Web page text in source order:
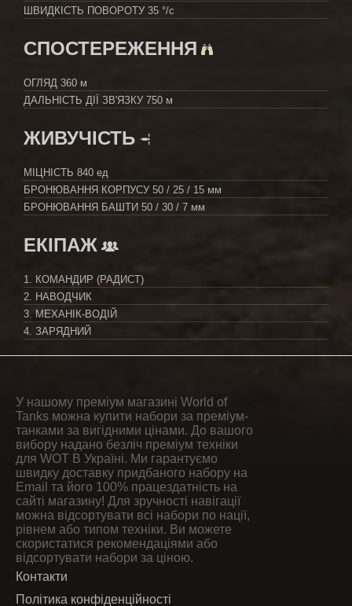
ШВИДКІСТЬ ПОВОРОТУ 35 °/с
СПОСТЕРЕЖЕННЯ
ОГЛЯД 360 м
ДАЛЬНІСТЬ ДІЇ ЗВ'ЯЗКУ 750 м
ЖИВУЧІСТЬ
МІЦНІСТЬ 840 ед
БРОНЮВАННЯ КОРПУСУ 50 / 25 / 15 мм
БРОНЮВАННЯ БАШТИ 50 / 30 / 7 мм
ЕКІПАЖ
1. КОМАНДИР (РАДИСТ)
2. НАВОДЧИК
3. МЕХАНІК-ВОДІЙ
4. ЗАРЯДНИЙ
У нашому преміум магазині World of
Tanks можна купити набори за преміум-
танками за вигідними цінами. До вашого
вибору надано безліч преміум техніки
для WOT В Україні. Ми гарантуємо
швидку доставку придбаного набору на
Email та його 100% працездатність на
сайті магазину! Для зручності навігації
можна відсортувати всі набори по нації,
рівнем або типом техніки. Ви можете
скористатися рекомендаціями або
відсортувати набори за ціною.
Контакти
Політика конфіденційності